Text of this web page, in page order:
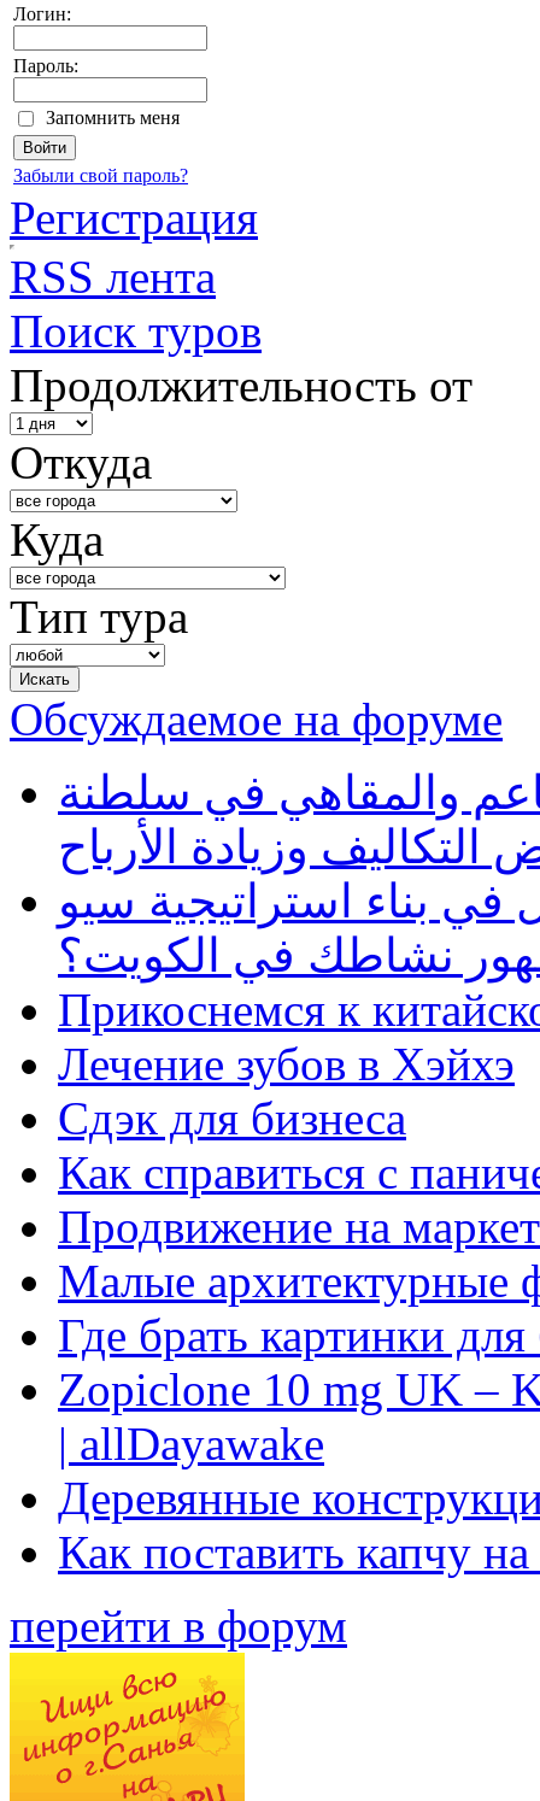
Логин:
Пароль:
Запомнить меня
Забыли свой пароль?
Регистрация
RSS лента
Поиск туров
Продолжительность от
Откуда
Куда
Тип тура
Обсуждаемое на форуме
والمقاهي في سلطنة
وزيادة الأرباح
بناء استراتيجية سيو
نشاطك في الكويت؟
Прикоснемся к
Лечение зубов в Хэйхэ
Сдэк для бизнеса
Как справиться с
Продвижение на
Малые архитектурные
Где брать картинки
Zopiclone 10 mg UK –
| allDayawake
Деревянные
Как поставить капчу
перейти в форум